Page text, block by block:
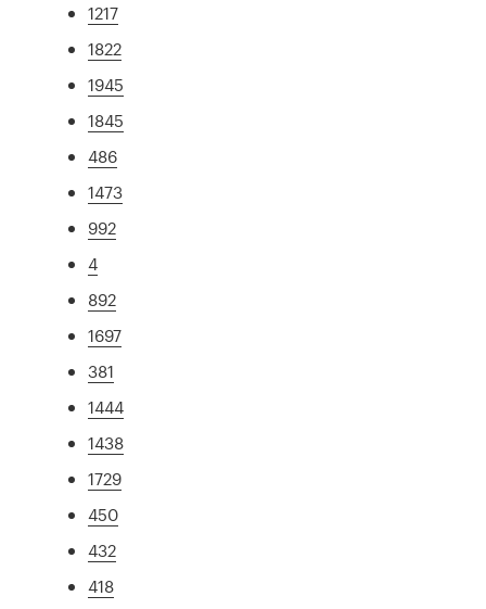
1217
1822
1945
1845
486
1473
992
4
892
1697
381
1444
1438
1729
450
432
418